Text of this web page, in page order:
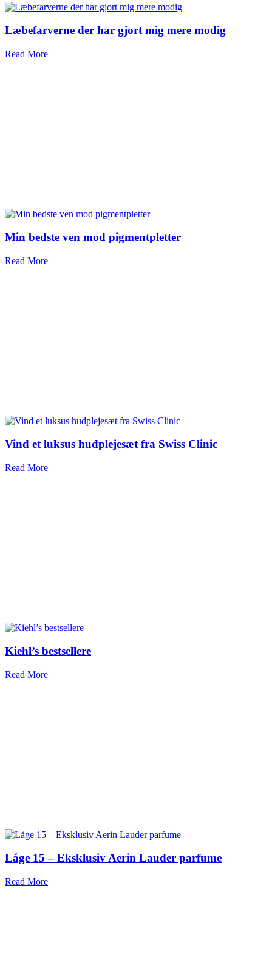
Læbefarverne der har gjort mig mere modig
Read More
Min bedste ven mod pigmentpletter
Read More
Vind et luksus hudplejesæt fra Swiss Clinic
Read More
Kiehl’s bestsellere
Read More
Låge 15 – Eksklusiv Aerin Lauder parfume
Read More